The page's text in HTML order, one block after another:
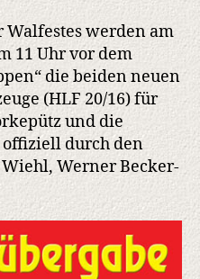
Löschzug
Bomig-
Morkepütz
und
die
Löschgruppe
Oberwiehl
Walfestes werden am
11 Uhr vor dem
die beiden neuen
(HLF 20/16) für
und die
durch den
Werner Becker-